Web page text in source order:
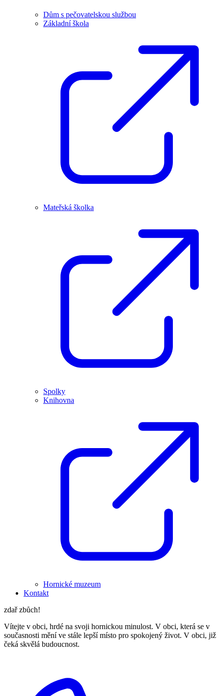
Dům s pečovatelskou službou
Základní škola
Mateřská školka
Spolky
Knihovna
Hornické muzeum
Kontakt
zdař zbůch!
Vítejte v obci, hrdé na svoji hornickou minulost. V obci, která se v
současnosti mění ve stále lepší místo pro spokojený život. V obci, již
čeká skvělá budoucnost.